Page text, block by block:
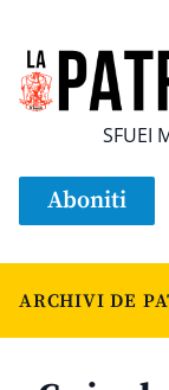
SFUEI
Aboniti
ARCHIVI DE